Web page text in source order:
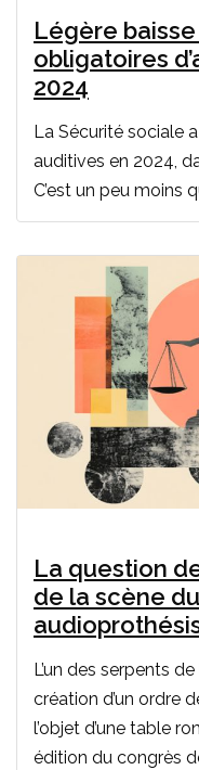
Légère
obligatoires
2024
La Sécurité sociale
auditives en 2024,
C’est un peu moins
La question
de la scène
L’un des serpents
création d’un ordre
l’objet d’une table
édition du congrès